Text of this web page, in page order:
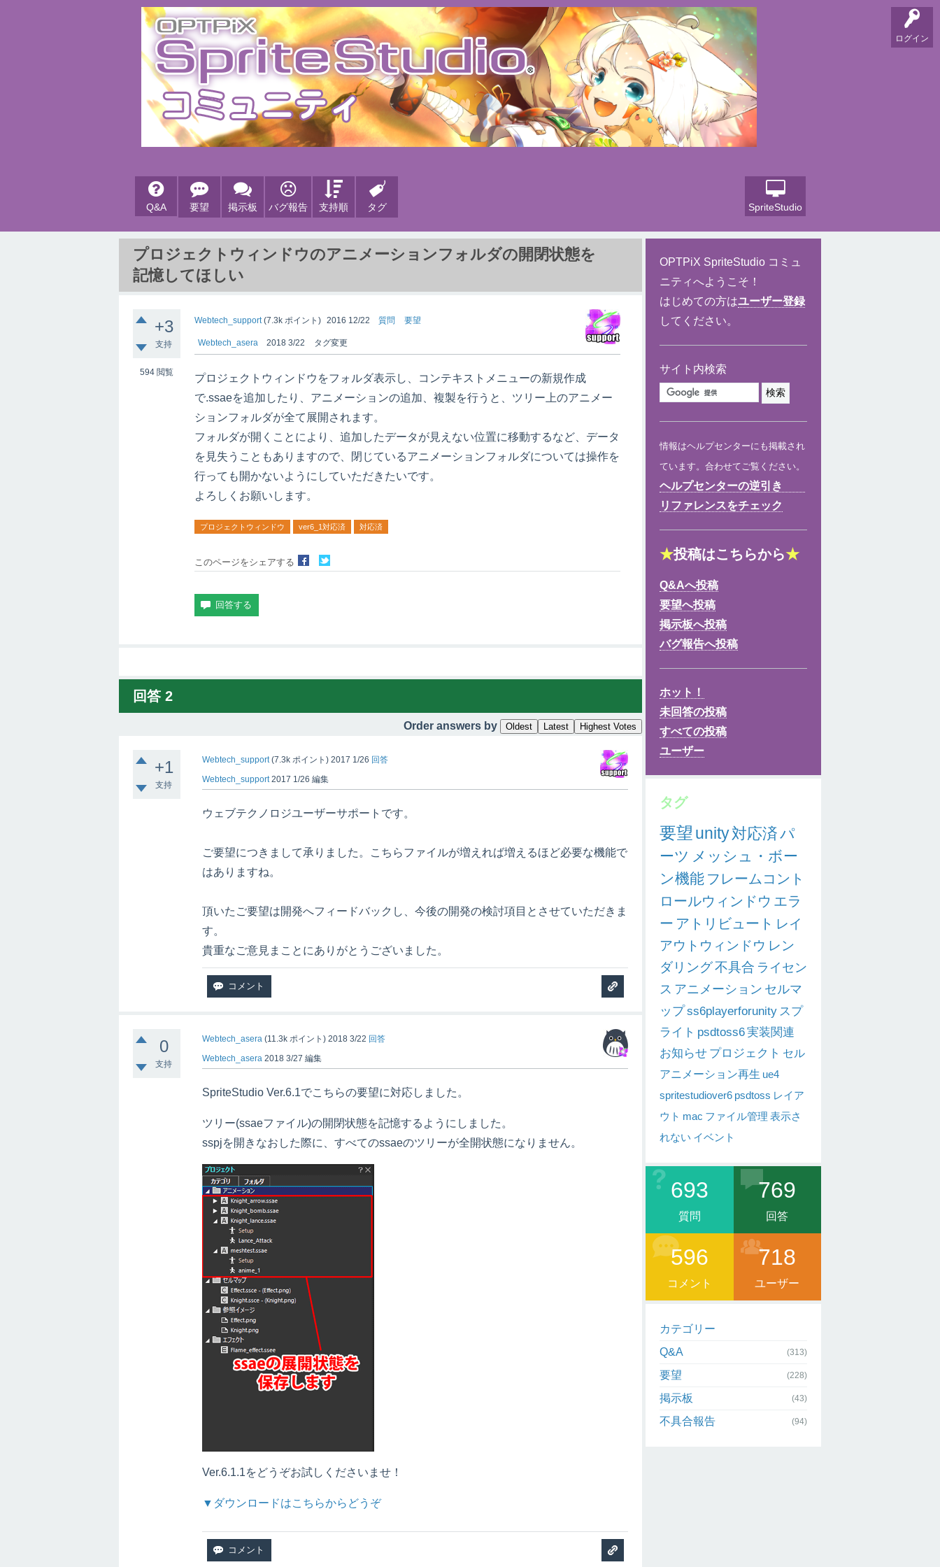
ログイン
Q&A 要望 掲示板 バグ報告 支持順 タグ SpriteStudio
プロジェクトウィンドウのアニメーションフォルダの開閉状態を
記憶してほしい
+3
支持
594 閲覧
Webtech_support (7.3k ポイント) 2016 12/22 質問 要望
Webtech_asera 2018 3/22 タグ変更
プロジェクトウィンドウをフォルダ表示し、コンテキストメニューの新規作成
で.ssaeを追加したり、アニメーションの追加、複製を行うと、ツリー上のアニメー
ションフォルダが全て展開されます。
フォルダが開くことにより、追加したデータが見えない位置に移動するなど、データ
を見失うこともありますので、閉じているアニメーションフォルダについては操作を
行っても開かないようにしていただきたいです。
よろしくお願いします。
プロジェクトウィンドウ ver6_1対応済 対応済
このページをシェアする
回答 2
Order answers by Oldest Latest Highest Votes
+1
支持
Webtech_support (7.3k ポイント) 2017 1/26 回答
Webtech_support 2017 1/26 編集
ウェブテクノロジユーザーサポートです。
ご要望につきまして承りました。こちらファイルが増えれば増えるほど必要な機能で
はありますね。
頂いたご要望は開発へフィードバックし、今後の開発の検討項目とさせていただきま
す。
貴重なご意見まことにありがとうございました。
0
支持
Webtech_asera (11.3k ポイント) 2018 3/22 回答
Webtech_asera 2018 3/27 編集
SpriteStudio Ver.6.1でこちらの要望に対応しました。
ツリー(ssaeファイル)の開閉状態を記憶するようにしました。
sspjを開きなおした際に、すべてのssaeのツリーが全開状態になりません。
Ver.6.1.1をどうぞお試しくださいませ！
▼ダウンロードはこちらからどうぞ
OPTPiX SpriteStudio コミュ
ニティへようこそ！
はじめての方はユーザー登録
してください。
サイト内検索
情報はヘルプセンターにも掲載され
ています。合わせてご覧ください。
ヘルプセンターの逆引き
リファレンスをチェック
★投稿はこちらから★
Q&Aへ投稿
要望へ投稿
掲示板へ投稿
バグ報告へ投稿
ホット！
未回答の投稿
すべての投稿
ユーザー
タグ
要望 unity対応済パ
ーツ メッシュ・ボー
ン機能 フレームコント
ロールウィンドウ エラ
ー アトリビュート レイ
アウトウィンドウ レン
ダリング不具合 ライセン
ス アニメーション セルマ
ップss6playerforunity スプ
ライト psdtoss6実装関連
お知らせ プロジェクト セル
アニメーション再生 ue4
spritestudiover6 psdtoss レイア
ウト mac ファイル管理 表示さ
れない イベント
693
質問
769
回答
596
コメント
718
ユーザー
カテゴリー
Q&A
(313)
要望 (228)
掲示板 (43)
不具合報告 (94)